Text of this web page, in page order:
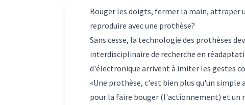
Bouger les doigts, fermer la main, attraper
reproduire avec une prothèse?
Sans cesse, la technologie des prothèses
interdisciplinaire de recherche en
d'électronique arrivent à imiter les gestes
«Une prothèse, c'est bien plus qu'un
pour la faire bouger (l'actionnement) et